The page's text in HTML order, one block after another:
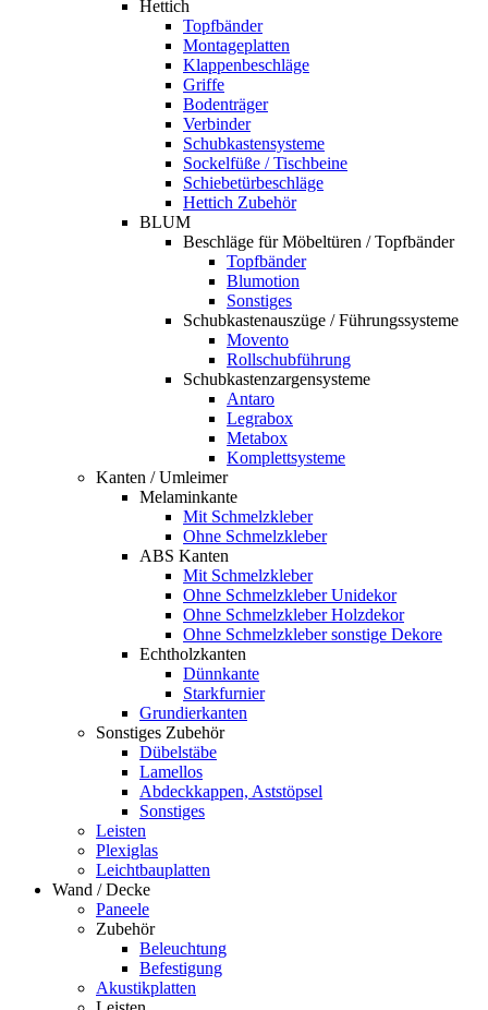
Hettich
Topfbänder
Montageplatten
Klappenbeschläge
Griffe
Bodenträger
Verbinder
Schubkastensysteme
Sockelfüße / Tischbeine
Schiebetürbeschläge
Hettich Zubehör
BLUM
Beschläge für Möbeltüren / Topfbänder
Topfbänder
Blumotion
Sonstiges
Schubkastenauszüge / Führungssysteme
Movento
Rollschubführung
Schubkastenzargensysteme
Antaro
Legrabox
Metabox
Komplettsysteme
Kanten / Umleimer
Melaminkante
Mit Schmelzkleber
Ohne Schmelzkleber
ABS Kanten
Mit Schmelzkleber
Ohne Schmelzkleber Unidekor
Ohne Schmelzkleber Holzdekor
Ohne Schmelzkleber sonstige Dekore
Echtholzkanten
Dünnkante
Starkfurnier
Grundierkanten
Sonstiges Zubehör
Dübelstäbe
Lamellos
Abdeckkappen, Aststöpsel
Sonstiges
Leisten
Plexiglas
Leichtbauplatten
Wand / Decke
Paneele
Zubehör
Beleuchtung
Befestigung
Akustikplatten